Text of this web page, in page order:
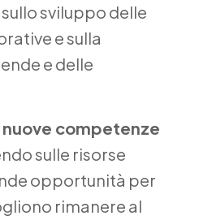
sviluppo delle
e sulla
e delle
nuove competenze
sulle risorse
opportunità per
rimanere al